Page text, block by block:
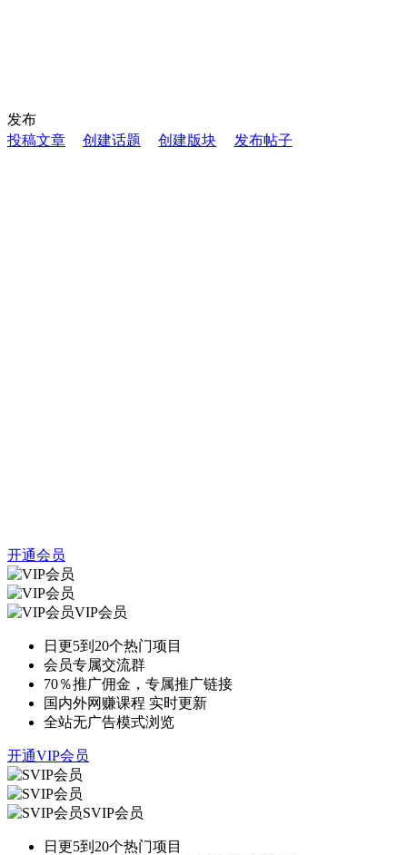
发布
投稿文章
创建话题 创建版块 发布帖子
开通会员
VIP会员
日更5到20个热门项目
会员专属交流群
70％推广佣金，专属推广链接
国内外网赚课程 实时更新
全站无广告模式浏览
开通VIP会员
SVIP会员
日更5到20个热门项目